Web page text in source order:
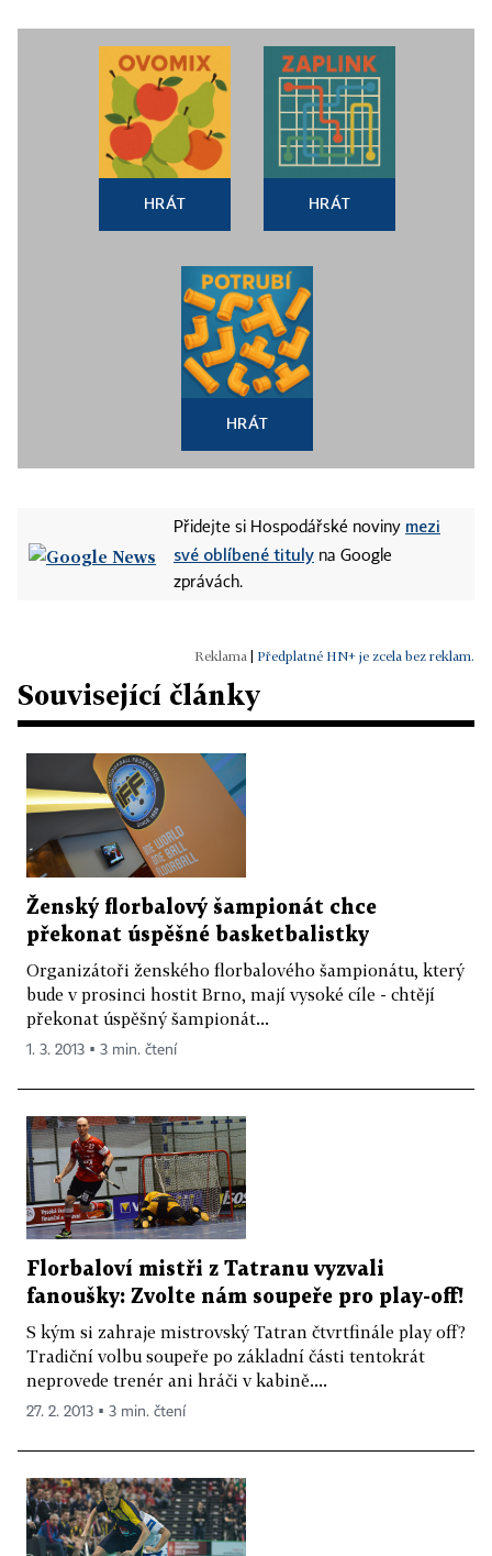
HRÁT HRÁT
HRÁT
Přidejte si Hospodářské noviny mezi
své oblíbené tituly na Google
zprávách.
Předplatné HN+ je zcela bez reklam.
Související články
Ženský florbalový šampionát chce
překonat úspěšné basketbalistky
Organizátoři ženského florbalového šampionátu, který
bude v prosinci hostit Brno, mají vysoké cíle - chtějí
překonat úspěšný šampionát...
1. 3. 2013 ▪ 3 min. čtení
Florbaloví mistři z Tatranu vyzvali
fanoušky: Zvolte nám soupeře pro play-off!
S kým si zahraje mistrovský Tatran čtvrtfinále play off?
Tradiční volbu soupeře po základní části tentokrát
neprovede trenér ani hráči v kabině....
27. 2. 2013 ▪ 3 min. čtení